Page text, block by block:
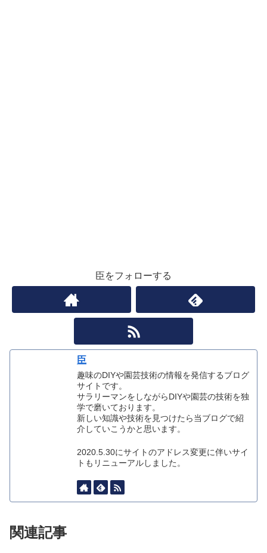
臣をフォローする
臣
趣味のDIYや園芸技術の情報を発信するブログ
サイトです。
サラリーマンをしながらDIYや園芸の技術を独
学で磨いております。
新しい知識や技術を見つけたら当ブログで紹
介していこうかと思います。
2020.5.30にサイトのアドレス変更に伴いサイ
トもリニューアルしました。
関連記事